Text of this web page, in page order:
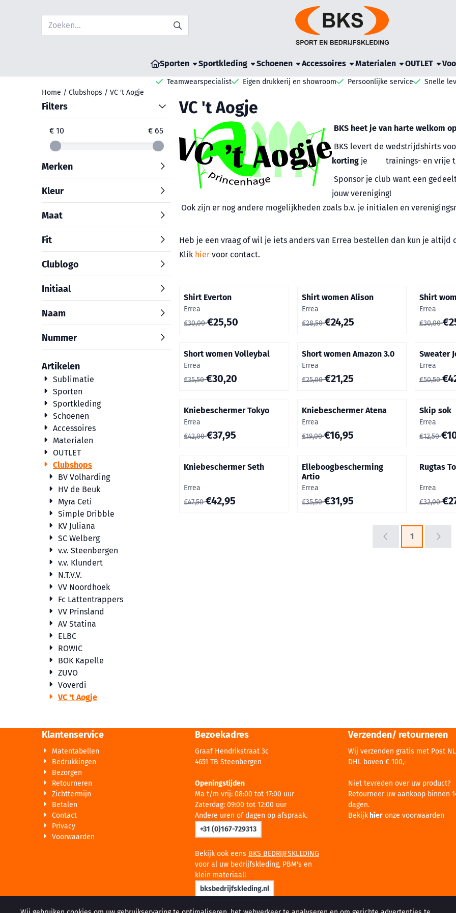
Zoeken
Sporten Sportkleding Schoenen Accessoires Materialen OUTLET
Teamwearspecialist Eigen drukkerij en showroom Persoonlijke service Snelle
Home / Clubshops / VC 't Aogje
Filters
€ 10 € 65
Merken
Kleur
Maat
Fit
Clublogo
Initiaal
Naam
Nummer
Artikelen
Sublimatie
Sporten
Sportkleding
Schoenen
Accessoires
Materialen
OUTLET
Clubshops
BV Volharding
HV de Beuk
Myra Ceti
Simple Dribble
KV Juliana
SC Welberg
v.v. Steenbergen
v.v. Klundert
N.T.V.V.
VV Noordhoek
Fc Lattentrappers
VV Prinsland
AV Statina
ELBC
ROWIC
BOK Kapelle
ZUVO
Voverdi
VC 't Aogje
VC 't Aogje
BKS heet je van harte welkom
BKS levert de wedstrijdshirts
korting je trainings- en vrije
Sponsor je club want een
jouw vereniging!
Ook zijn er nog andere mogelijkheden zoals b.v. je initialen en
Heb je een vraag of wil je iets anders van Errea bestellen dan kun je
Klik hier voor contact.
Shirt Everton
Merk:
Errea
Van 30,00 voor 25,50
€30,00€25,50
Shirt women Alison
Merk:
Errea
Van 28,50 voor 24,25
€28,50€24,25
Shirt
Merk:
Errea
Van 30,00
€30,00
Short women Volleybal
Merk:
Errea
Van 35,50 voor 30,20
€35,50€30,20
Short women Amazon 3.0
Merk:
Errea
Van 25,00 voor 21,25
€25,00€21,25
Sweater
Merk:
Errea
Van 50,50
€50,50
Kniebeschermer Tokyo
Merk:
Errea
Van 42,00 voor 37,95
€42,00€37,95
Kniebeschermer Atena
Merk:
Errea
Van 19,00 voor 16,95
€19,00€16,95
Skip sok
Merk:
Errea
Van 12,50
€12,50
Kniebeschermer Seth
Merk:
Errea
Van 47,50 voor 42,95
€47,50€42,95
Elleboogbescherming
Artio
Merk:
Errea
Van 35,50 voor 31,95
€35,50€31,95
Rugtas
Merk:
Errea
Van 32,00
€32,00
1
Klantenservice
Matentabellen
Bedrukkingen
Bezorgen
Retourneren
Zichttermijn
Betalen
Contact
Privacy
Voorwaarden
Bezoekadres
Graaf Hendrikstraat 3c
4651 TB Steenbergen
Openingstijden
Ma t/m vrij: 08:00 tot 17:00 uur
Zaterdag: 09:00 tot 12:00 uur
Andere uren of dagen op afspraak.
+31 (0)167-729313
Bekijk ook eens BKS BEDRIJFSKLEDING
voor al uw bedrijfskleding, PBM's en
klein materiaal!
bksbedrijfskleding.nl
Verzenden/ retourneren
Wij verzenden gratis met Post
DHL boven € 100,-
Niet tevreden over uw product?
Retourneer uw aankoop binnen
dagen.
Bekijk hieronze voorwaarden